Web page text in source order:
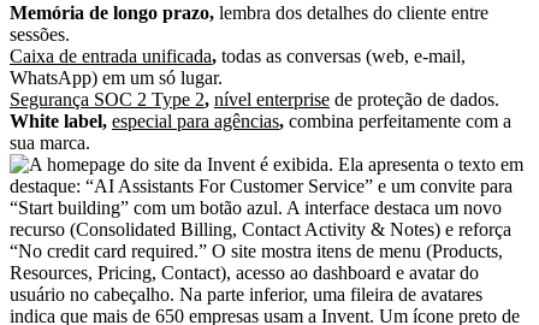
Memória de longo prazo, lembra dos detalhes do cliente entre
sessões.
Caixa de entrada unificada, todas as conversas (web, e-mail,
WhatsApp) em um só lugar.
Segurança SOC 2 Type 2, nível enterprise de proteção de dados.
White label, especial para agências, combina perfeitamente com a
sua marca.